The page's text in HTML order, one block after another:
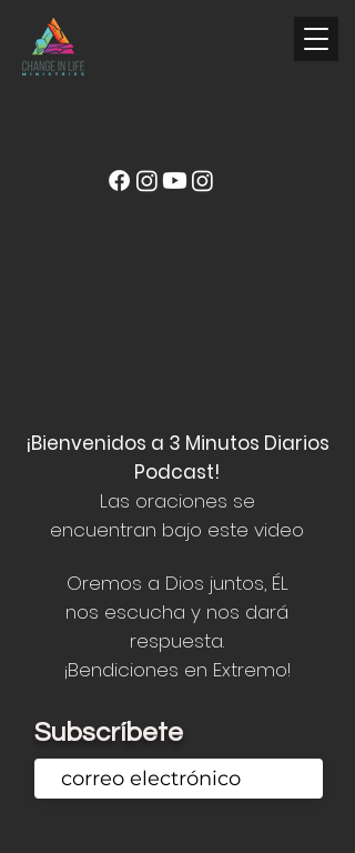
¡Bienvenidos a 3 Minutos Diarios
Podcast!
Las oraciones se
encuentran bajo este video
Oremos a Dios juntos, ÉL
nos escucha y nos dará
respuesta.
¡Bendiciones en Extremo!
Subscríbete